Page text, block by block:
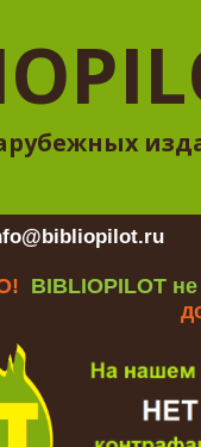
BIBLIOPILOT